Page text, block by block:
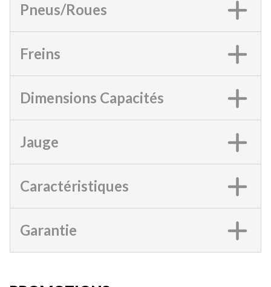
Pneus/Roues
Freins
Dimensions Capacités
Jauge
Caractéristiques
Garantie